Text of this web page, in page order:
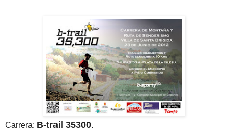
Carrera: B-trail 35300.